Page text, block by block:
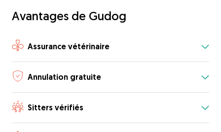
Avantages de Gudog
Assurance vétérinaire
Annulation gratuite
Sitters vérifiés